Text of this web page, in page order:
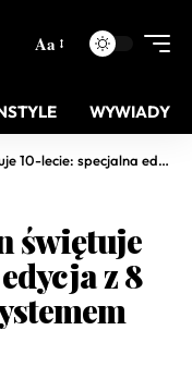
Aa
WYWIADY
z 8 etapami i nowym systemem rejestracji
świętuje
z 8